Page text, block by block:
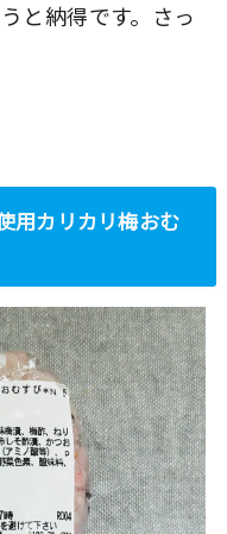
と納得です。さっ
用カリカリ梅おむ